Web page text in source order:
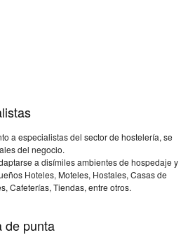
aquí
a especialistas del sector de hostelería, se
del negocio.
a disímiles ambientes de hospedaje y
Hoteles, Moteles, Hostales, Casas de
Cafeterías, Tiendas, entre otros.
de punta